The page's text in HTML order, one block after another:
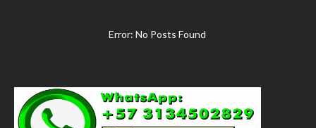
Error: No Posts Found